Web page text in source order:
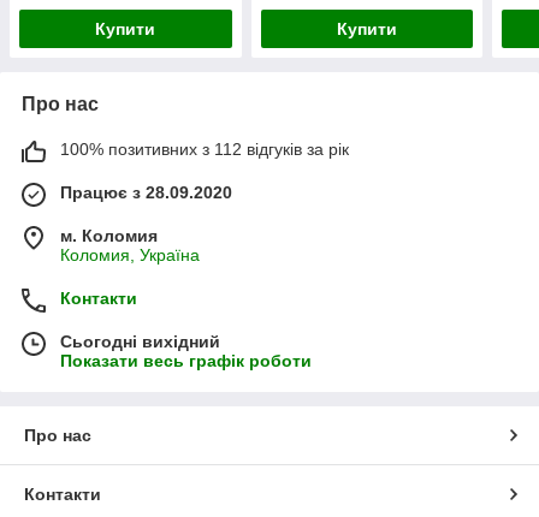
Купити Купити
Про нас
100% позитивних з 112 відгуків за рік
Працює з 28.09.2020
м. Коломия
Коломия, Україна
Контакти
Сьогодні вихідний
Показати весь графік роботи
Про нас
Контакти